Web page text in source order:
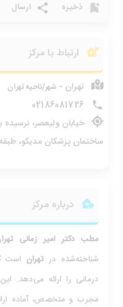
ذخیره ارسال
ارتباط با مرکز
تهران - شهر/ناحیه تهران
02186081726
خیابان ولیعصر، نرسیده
ساختمان پزشکان مدیکو، طبقه
درباره مرکز
مطب دکتر امیر زمانی
شناخته‌شده در تهران است
درمانی را ارائه می‌دهد.
مجرب و متخصص، آماده